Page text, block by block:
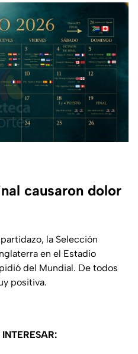
causaron dolor
la Selección
en el Estadio
del Mundial. De todos
positiva.